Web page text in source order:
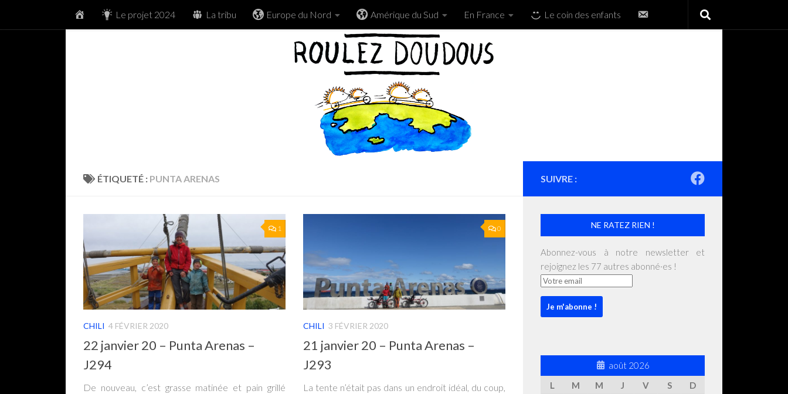
Skip to content Accueil Le projet 2024 La tribu Europe du Nord Amérique du Sud En France Le coin des enfants
Contactez-
ÉTIQUETÉ : PUNTA ARENAS
1
CHILI 4 FÉVRIER 2020
22 janvier 20 – Punta Arenas –
J294
De nouveau, c’est grasse matinée et pain grillé
0
CHILI 3 FÉVRIER 2020
21 janvier 20 – Punta Arenas –
J293
La tente n’était pas dans un endroit idéal, du coup,
SUIVRE :
NE RATEZ RIEN !
Abonnez-vous à notre newsletter et
rejoignez les 77 autres abonné·es !
août 2026
L
M M J V S
D